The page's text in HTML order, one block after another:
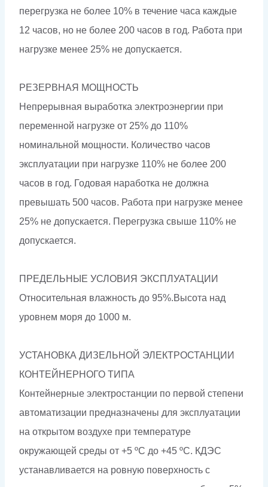
перегрузка не более 10% в течение часа каждые
12 часов, но не более 200 часов в год. Работа при
нагрузке менее 25% не допускается.
РЕЗЕРВНАЯ МОЩНОСТЬ
Непрерывная выработка электроэнергии при
переменной нагрузке от 25% до 110%
номинальной мощности. Количество часов
эксплуатации при нагрузке 110% не более 200
часов в год. Годовая наработка не должна
превышать 500 часов. Работа при нагрузке менее
25% не допускается. Перегрузка свыше 110% не
допускается.
ПРЕДЕЛЬНЫЕ УСЛОВИЯ ЭКСПЛУАТАЦИИ
Относительная влажность до 95%.Высота над
уровнем моря до 1000 м.
УСТАНОВКА ДИЗЕЛЬНОЙ ЭЛЕКТРОСТАНЦИИ
КОНТЕЙНЕРНОГО ТИПА
Контейнерные электростанции по первой степени
автоматизации предназначены для эксплуатации
на открытом воздухе при температуре
окружающей среды от +5 ºС до +45 ºС. КДЭС
устанавливается на ровную поверхность с